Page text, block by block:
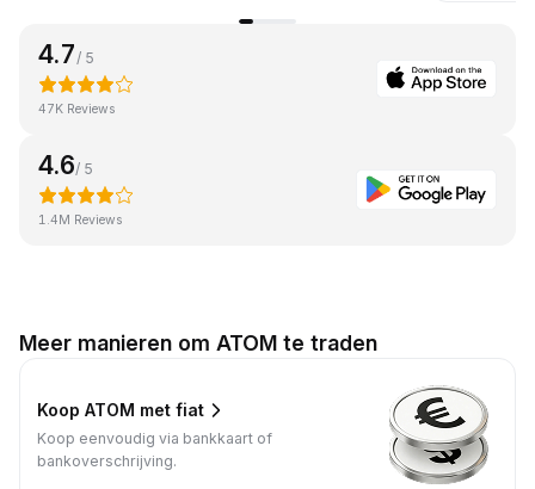
4.7 / 5
47K Reviews
4.6/ 5
1.4M Reviews
Meer manieren om ATOM te traden
Koop ATOM met fiat
Koop eenvoudig via bankkaart of
bankoverschrijving.